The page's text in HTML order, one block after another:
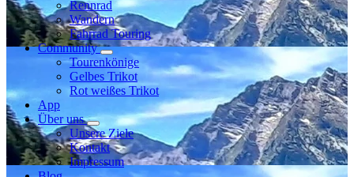
Rennrad
Wandern
Fahrrad Touring
Community
Tourenkönige
Gelbes Trikot
Rot weißes Trikot
App
Über uns
Unsere Ziele
Kontakt
Impressum